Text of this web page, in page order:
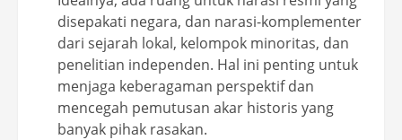
disepakati negara, dan narasi-komplementer
dari sejarah lokal, kelompok minoritas, dan
penelitian independen. Hal ini penting untuk
menjaga keberagaman perspektif dan
mencegah pemutusan akar historis yang
banyak pihak rasakan.